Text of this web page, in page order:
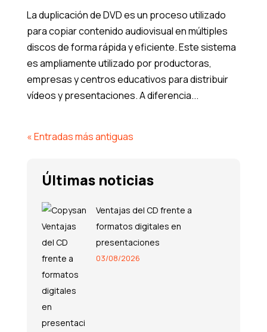
La duplicación de DVD es un proceso utilizado
para copiar contenido audiovisual en múltiples
discos de forma rápida y eficiente. Este sistema
es ampliamente utilizado por productoras,
empresas y centros educativos para distribuir
vídeos y presentaciones. A diferencia...
« Entradas más antiguas
Últimas noticias
Ventajas del CD frente a
formatos digitales en
presentaciones
03/08/2026